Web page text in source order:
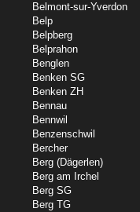
Belmont-sur-Yverdon
Belp
Belpberg
Belprahon
Benglen
Benken SG
Benken ZH
Bennau
Bennwil
Benzenschwil
Bercher
Berg (Dägerlen)
Berg am Irchel
Berg SG
Berg TG